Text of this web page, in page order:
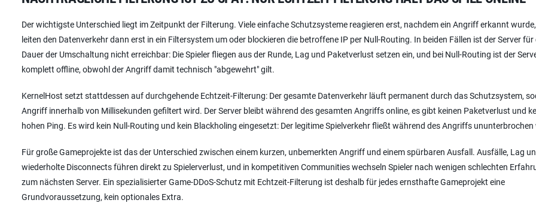
Der wichtigste Unterschied liegt im Zeitpunkt der Filterung. Viele einfache Schutzsysteme reagieren erst, nachdem ein Angriff erkannt
leiten den Datenverkehr dann erst in ein Filtersystem um oder blockieren die betroffene IP per Null-Routing. In beiden Fällen ist der Server für
Dauer der Umschaltung nicht erreichbar: Die Spieler fliegen aus der Runde, Lag und Paketverlust setzen ein, und bei Null-Routing ist der
komplett offline, obwohl der Angriff damit technisch "abgewehrt" gilt.
KernelHost setzt stattdessen auf durchgehende Echtzeit-Filterung: Der gesamte Datenverkehr läuft permanent durch das Schutzsystem,
Angriff innerhalb von Millisekunden gefiltert wird. Der Server bleibt während des gesamten Angriffs online, es gibt keinen Paketverlust und
hohen Ping. Es wird kein Null-Routing und kein Blackholing eingesetzt: Der legitime Spielverkehr fließt während des Angriffs ununterbrochen
Für große Gameprojekte ist das der Unterschied zwischen einem kurzen, unbemerkten Angriff und einem spürbaren Ausfall. Ausfälle, Lag
wiederholte Disconnects führen direkt zu Spielerverlust, und in kompetitiven Communities wechseln Spieler nach wenigen schlechten
zum nächsten Server. Ein spezialisierter Game-DDoS-Schutz mit Echtzeit-Filterung ist deshalb für jedes ernsthafte Gameprojekt eine
Grundvoraussetzung, kein optionales Extra.